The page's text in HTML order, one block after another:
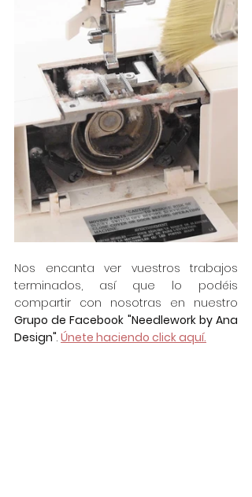
Nos encanta ver vuestros trabajos
terminados, así que lo podéis
Grupo de Facebook "Needlework by Ana
Design". Únete haciendo click aquí.